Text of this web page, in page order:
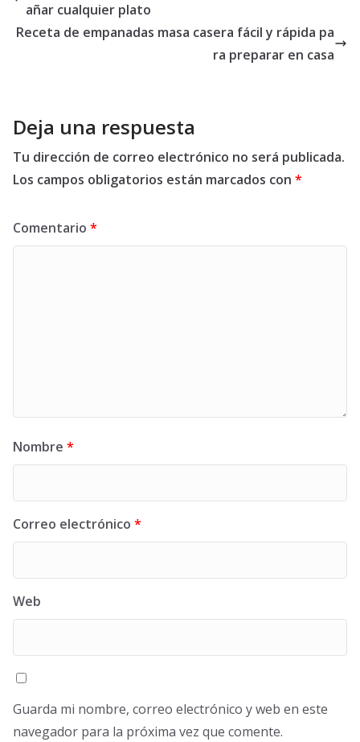
añar cualquier plato
Receta de empanadas masa casera fácil y rápida pa
ra preparar en casa
Deja una respuesta
Tu dirección de correo electrónico no será publicada.
Los campos obligatorios están marcados con *
Comentario *
Nombre *
Correo electrónico *
Web
Guarda mi nombre, correo electrónico y web en este
navegador para la próxima vez que comente.